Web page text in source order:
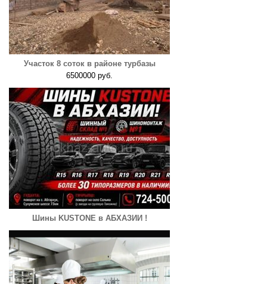
Участок 8 соток в районе турбазы
6500000 руб.
Шины KUSTONE в АБХАЗИИ !